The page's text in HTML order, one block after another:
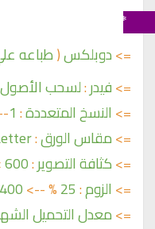
=> دوبلكس (طباعه
=> فيدر :لسحب
=> النسخ المتعددة :
=> مقاس الورق :
=> كثافة التصوير :
=> الزوم :
%
-->
400
=> معدل التحميل